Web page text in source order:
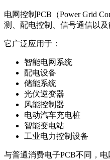
电网控制PCB（Power Grid
测、配电控制、信号通信以及
它广泛应用于：
智能电网系统
配电设备
储能系统
光伏逆变器
风能控制器
电动汽车充电桩
智能变电站
工业电力控制设备
与普通消费电子PCB不同，电